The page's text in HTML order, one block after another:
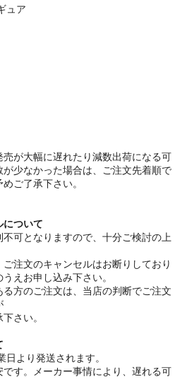
ュア
が大幅に遅れたり減数出荷になる可
少なかった場合は、ご注文先着順で
ご了承下さい。
ついて
可となりますので、十分ご検討の上
注文のキャンセルはお断りしており
えお申し込み下さい。
方のご注文は、当店の判断でご注文
さい。
より発送されます。
す。メーカー事情により、遅れる可